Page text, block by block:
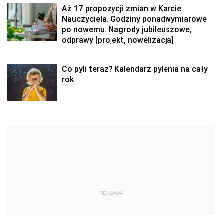
Aż 17 propozycji zmian w Karcie
Nauczyciela. Godziny ponadwymiarowe
po nowemu. Nagrody jubileuszowe,
odprawy [projekt, nowelizacja]
Co pyli teraz? Kalendarz pylenia na cały
rok
REKLAMA